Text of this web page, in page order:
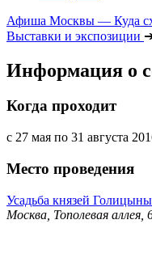
Афиша Москвы — Куда
Выставки и экспозиции
Информация о
Когда проходит
с 27 мая по 31 августа
Место проведения
Усадьба князей
Москва, Тополевая аллея,